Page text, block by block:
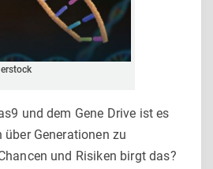
und dem Gene Drive ist es
über Generationen zu
und Risiken birgt das?